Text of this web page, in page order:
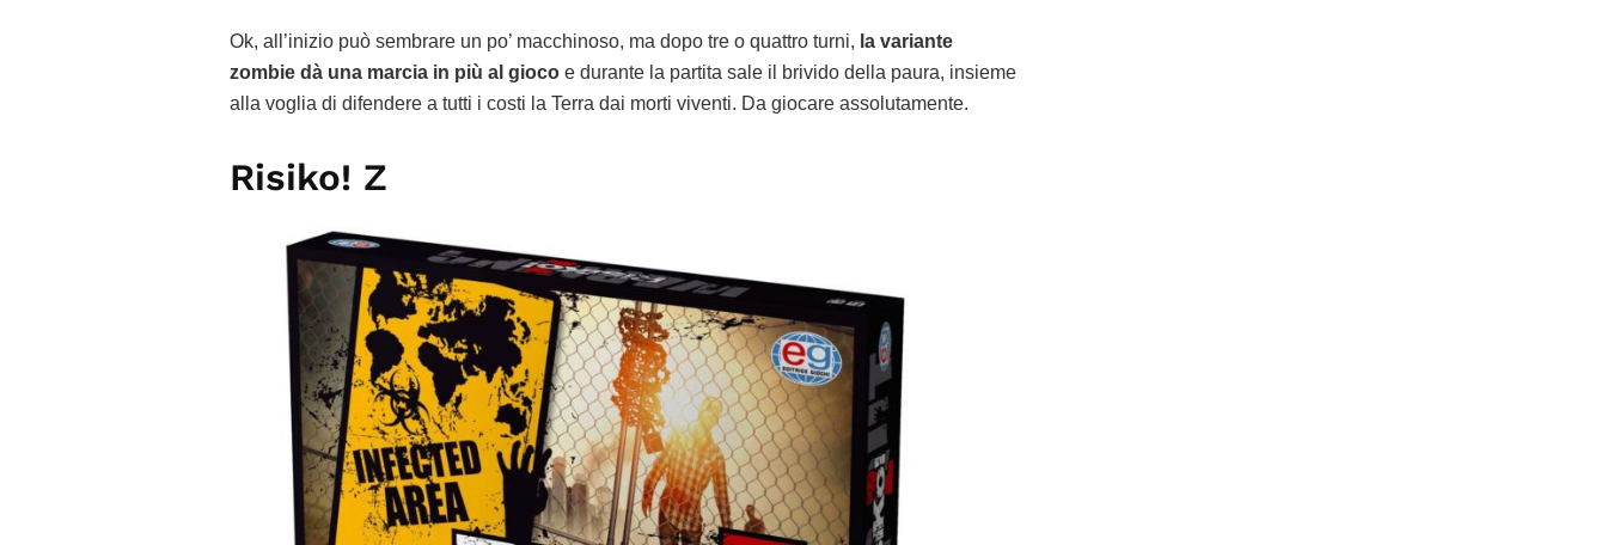
Ok, all’inizio può sembrare un po’ macchinoso, ma dopo tre o quattro turni, la variante
zombie dà una marcia in più al gioco e durante la partita sale il brivido della paura, insieme
alla voglia di difendere a tutti i costi la Terra dai morti viventi. Da giocare assolutamente.
Risiko! Z